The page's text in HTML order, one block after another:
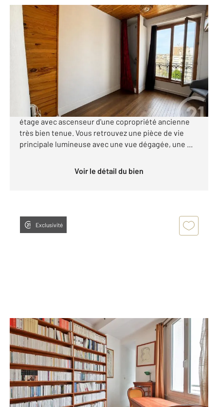
PARIS 75014
11,16 m 2, 1 pièce
Ref : 11857
Appartement T1 à vendre
125 000 €
PARIS XIV Village Didot Venez découvrir sans tarder
ce charmant studio lumineux de 11.50m² au dernier
étage avec ascenseur d'une copropriété ancienne
très bien tenue. Vous retrouvez une pièce de vie
principale lumineuse avec une vue dégagée, une ...
Voir le détail du bien
Exclusivité
PARIS 75014
32,55 m2, 3 pièces
Ref : 11841
Appartement à vendre
260 000 €